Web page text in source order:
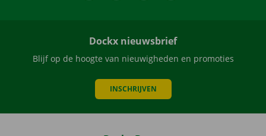
Dockx nieuwsbrief
Blijf op de hoogte van nieuwigheden en promoties
INSCHRIJVEN